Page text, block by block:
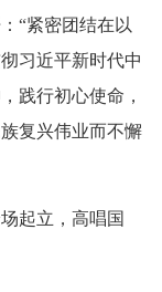
“紧密团结在以
习近平新时代中
践行初心使命，
复兴伟业而不懈
起立，高唱国